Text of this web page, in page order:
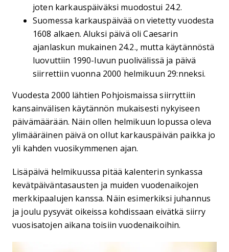
joten karkauspäiväksi muodostui 24.2.
Suomessa karkauspäivää on vietetty vuodesta
1608 alkaen. Aluksi päivä oli Caesarin
ajanlaskun mukainen 24.2., mutta käytännöstä
luovuttiin 1990-luvun puolivälissä ja päivä
siirrettiin vuonna 2000 helmikuun 29:nneksi.
Vuodesta 2000 lähtien Pohjoismaissa siirryttiin
kansainvälisen käytännön mukaisesti nykyiseen
päivämäärään. Näin ollen helmikuun lopussa oleva
ylimääräinen päivä on ollut karkauspäivän paikka jo
yli kahden vuosikymmenen ajan.
Lisäpäivä helmikuussa pitää kalenterin synkassa
kevätpäiväntasausten ja muiden vuodenaikojen
merkkipaalujen kanssa. Näin esimerkiksi juhannus
ja joulu pysyvät oikeissa kohdissaan eivätkä siirry
vuosisatojen aikana toisiin vuodenaikoihin.